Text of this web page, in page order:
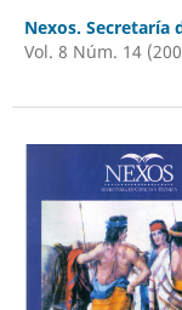
Nexos. Secretaría
Vol. 8 Núm. 14